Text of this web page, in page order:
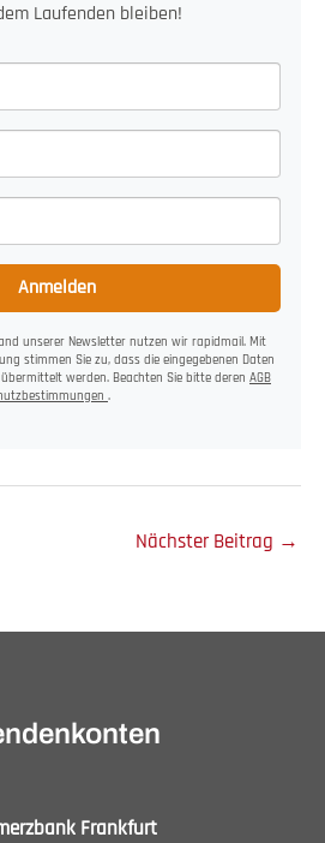
Laufenden bleiben!
Anmelden
unserer Newsletter nutzen wir rapidmail. Mit
stimmen Sie zu, dass die eingegebenen Daten
werden. Beachten Sie bitte deren AGB
.
Nächster Beitrag →
Frankfurt